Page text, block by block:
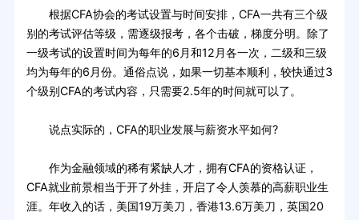
根据CFA协会的考试设置与时间安排，CFA一共有三个级
别的考试评估等级，需逐级报考，各个击破，梯度分明。除了
一级考试的设置时间为每年的6月和12月各一次，二级和三级
均为每年的6月份。通俗点说，如果一切基本顺利，较快通过3
个级别CFA的考试内容，只需要2.5年的时间就可以了。
说点实际的，CFA的职业发展与薪资水平如何?
作为金融领域的稀有紧缺人才，拥有CFA的资格认证，
CFA就业前景相当于开了外挂，开启了令人羡慕的高薪职业生
涯。年收入的话，美国19万美刀，香港13.6万美刀，英国20